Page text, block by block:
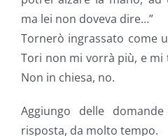
ma lei non doveva dire…”
Tornerò ingrassato come
Tori non mi vorrà più, e mi
Non in chiesa, no.
Aggiungo delle
risposta, da molto tempo.